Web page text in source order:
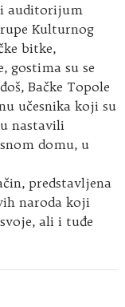
auditorijum
Kulturnog
bitke,
gostima su se
Bačke Topole
učesnika koji su
nastavili
domu, u
predstavljena
naroda koji
ali i tuđe